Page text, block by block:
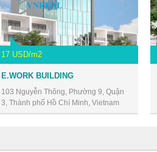
17 USD/m2
E.WORK BUILDING
103 Nguyễn Thông, Phường 9, Quận
3, Thành phố Hồ Chí Minh, Vietnam